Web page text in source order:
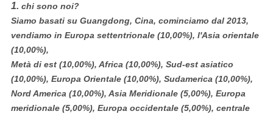
1. chi sono noi?
Siamo basati su Guangdong, Cina, cominciamo dal 2013,
vendiamo in Europa settentrionale (10,00%), l'Asia orientale
(10,00%),
Metà di est (10,00%), Africa (10,00%), Sud-est asiatico
(10,00%), Europa Orientale (10,00%), Sudamerica (10,00%),
Nord America (10,00%), Asia Meridionale (5,00%), Europa
meridionale (5,00%), Europa occidentale (5,00%), centrale